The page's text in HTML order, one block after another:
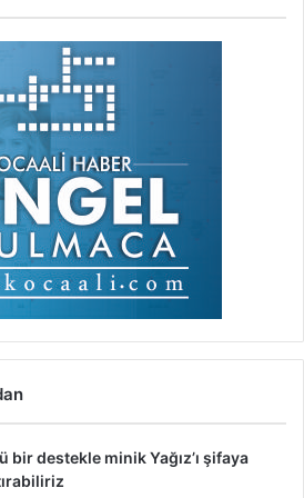
bir destekle minik Yağız’ı şifaya